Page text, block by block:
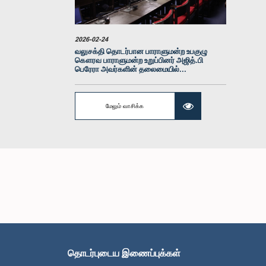
2026-02-24
வலுசக்தி தொடர்பான பாராளுமன்ற உபகுழு
கௌரவ பாராளுமன்ற உறுப்பினர் அஜித்.பி
பெரேரா அவர்களின் தலைமையில்...
மேலும் வாசிக்க
தொடர்புடைய இணைப்புக்கள்